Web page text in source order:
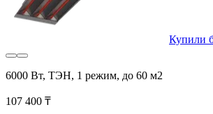
Купили
6000 Вт, ТЭН, 1 режим, до 60 м2
107 400 ₸